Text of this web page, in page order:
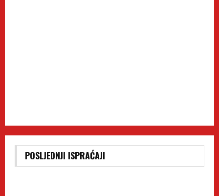
POSLJEDNJI ISPRAĆAJI